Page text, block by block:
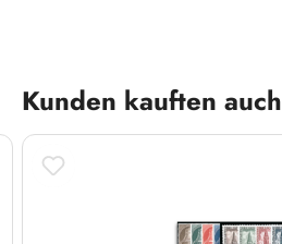
Produktgalerie überspringen
Kunden kauften auch